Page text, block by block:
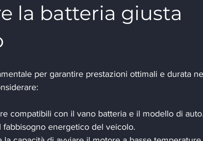
la batteria giusta
per garantire prestazioni ottimali e durata
compatibili con il vano batteria e il modello di
fabbisogno energetico del veicolo.